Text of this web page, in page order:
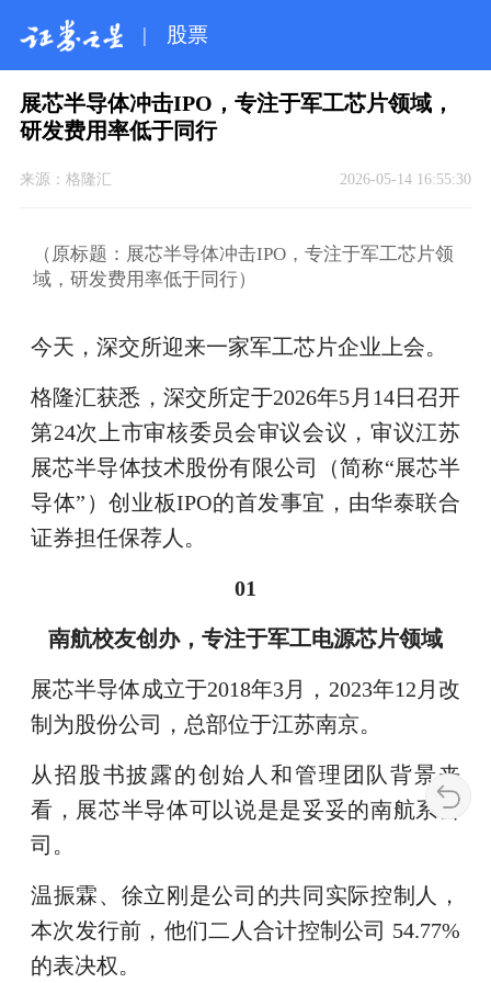
| 股票
展芯半导体冲击IPO，专注于军工芯片领域，
研发费用率低于同行
来源： 格隆汇 2026-05-14 16:55:30
（原标题：展芯半导体冲击IPO，专注于军工芯片领
域，研发费用率低于同行）
今天，深交所迎来一家军工芯片企业上会。
格隆汇获悉，深交所定于2026年5月14日召开
第24次上市审核委员会审议会议，审议江苏
展芯半导体技术股份有限公司（简称“展芯半
导体”）创业板IPO的首发事宜，由华泰联合
证券担任保荐人。
01
南航校友创办，专注于军工电源芯片领域
展芯半导体成立于2018年3月，2023年12月改
制为股份公司，总部位于江苏南京。
从招股书披露的创始人和管理团队背景来
看，展芯半导体可以说是是妥妥的南航系公
司。
温振霖、徐立刚是公司的共同实际控制人，
本次发行前，他们二人合计控制公司 54.77%
的表决权。